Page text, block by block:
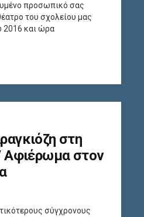
προσωπικό σας
του σχολείου μας
2016 και ώρα
στη
Αφιέρωμα στον
σύγχρονους